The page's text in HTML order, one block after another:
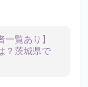
一覧あり】
？茨城県で